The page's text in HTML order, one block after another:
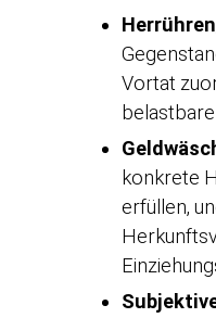
Vortat
konkrete
erfüllen,